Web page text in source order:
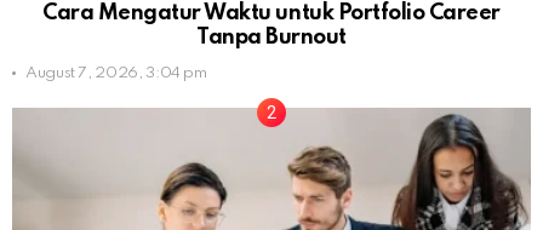
Cara Mengatur Waktu untuk Portfolio Career
Tanpa Burnout
August 7, 2026, 3:04 pm